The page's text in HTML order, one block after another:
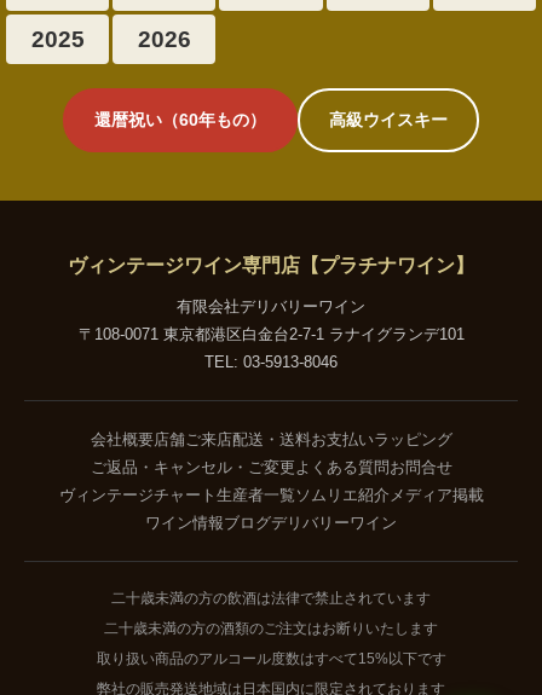
2025 2026
還暦祝い（60年もの） 高級ウイスキー
ヴィンテージワイン専門店【プラチナワイン】
有限会社デリバリーワイン
〒108-0071 東京都港区白金台2-7-1 ラナイグランデ101
TEL: 03-5913-8046
会社概要店舗ご来店配送・送料お支払いラッピング
ご返品・キャンセル・ご変更 よくある質問お問合せ
ヴィンテージチャート 生産者一覧 ソムリエ紹介 メディア掲載
ワイン情報ブログデリバリーワイン
二十歳未満の方の飲酒は法律で禁止されています
二十歳未満の方の酒類のご注文はお断りいたします
取り扱い商品のアルコール度数はすべて15%以下です
弊社の販売発送地域は日本国内に限定されております